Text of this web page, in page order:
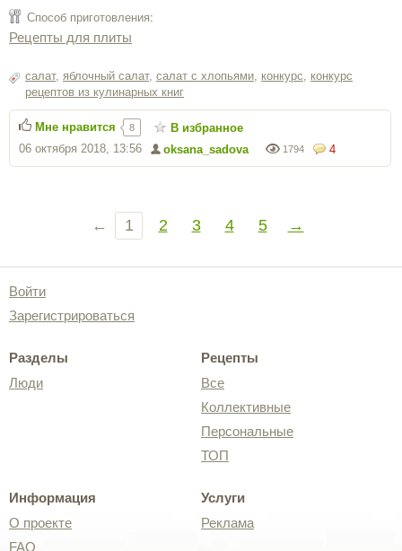
Способ приготовления:
Рецепты для плиты
салат, яблочный салат, салат с хлопьями конкурс
конкурс
рецептов из кулинарных книг
4
1794
oksana_sadova
06 октября 2018, 13:56
Мне нравится 8 В избранное
← 1 2 3 4 5 →
Войти
Зарегистрироваться
Разделы
Люди
Рецепты
Все
Коллективные
Персональные
ТОП
Информация
О проекте
FAQ
Услуги
Реклама